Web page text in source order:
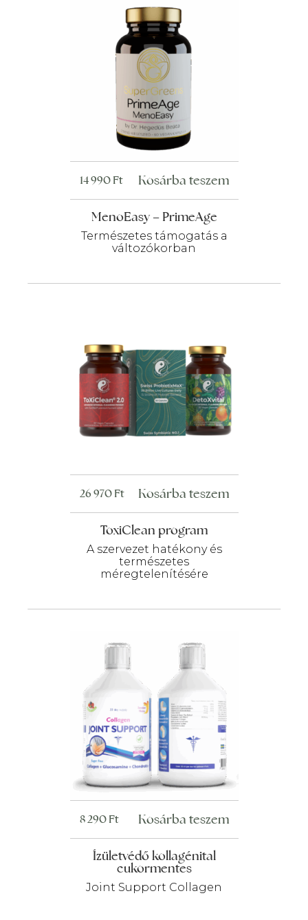
MenoEasy – PrimeAge
Természetes támogatás a
változókorban
14 990Ft Kosárba teszem
ToxiClean program
A szervezet hatékony és
természetes
méregtelenítésére
26 970Ft Kosárba teszem
Ízületvédő kollagénital
cukormentes
Joint Support Collagen
8 290Ft Kosárba teszem